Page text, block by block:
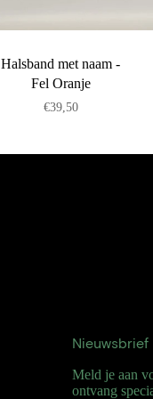
Halsband met naam -
Fel Oranje
€39,50
Nieuwsbrief
Meld je aan
ontvang